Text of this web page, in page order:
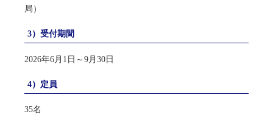
局）
3）受付期間
2026年6月1日～9月30日
4）定員
35名